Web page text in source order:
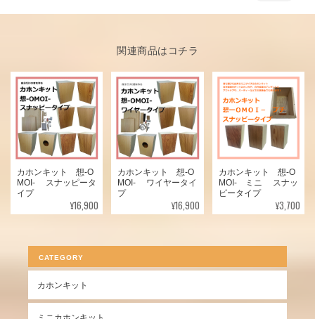
関連商品はコチラ
カホンキット 想-O
MOI- スナッピータ
イプ
¥16,900
カホンキット 想-O
MOI- ワイヤータイ
プ
¥16,900
カホンキット 想-O
MOI- ミニ スナッ
ピータイプ
¥3,700
CATEGORY
カホンキット